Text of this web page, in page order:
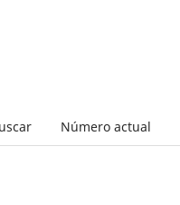
Número actual